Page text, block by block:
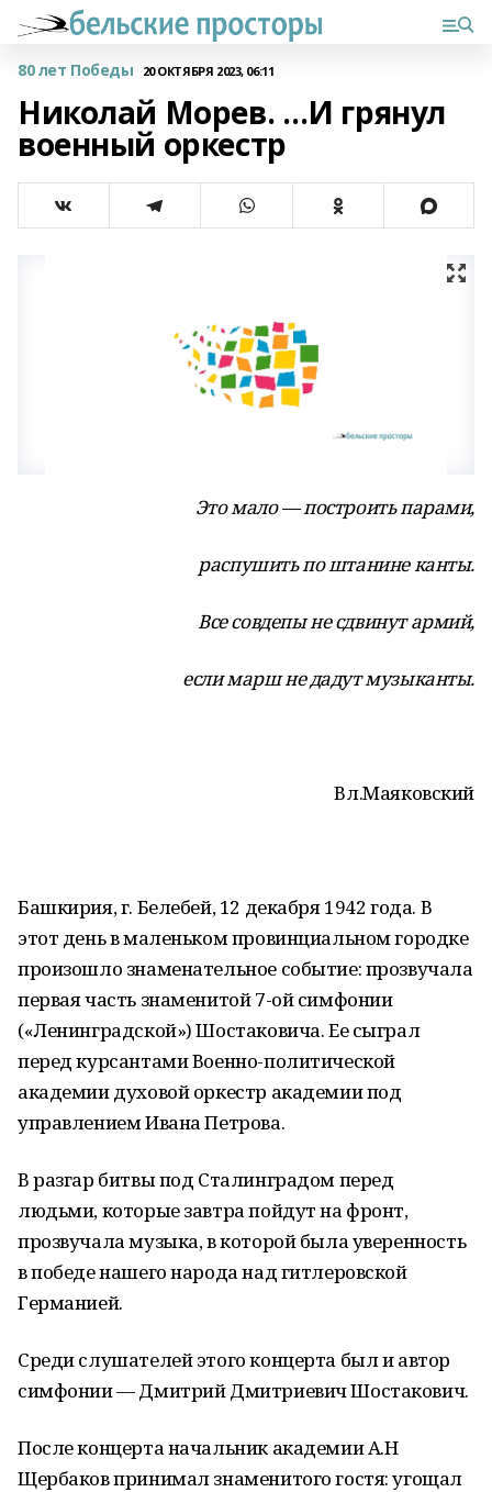
80 лет Победы 20 ОКТЯБРЯ 2023, 06:11
Николай Морев. …И грянул
военный оркестр
Это мало — построить парами,
распушить по штанине канты.
Все совдепы не сдвинут армий,
если марш не дадут музыканты.
Вл.Маяковский
Башкирия, г. Белебей, 12 декабря 1942 года. В
этот день в маленьком провинциальном городке
произошло знаменательное событие: прозвучала
первая часть знаменитой 7-ой симфонии
(«Ленинградской») Шостаковича. Ее сыграл
перед курсантами Военно-политической
академии духовой оркестр академии под
управлением Ивана Петрова.
В разгар битвы под Сталинградом перед
людьми, которые завтра пойдут на фронт,
прозвучала музыка, в которой была уверенность
в победе нашего народа над гитлеровской
Германией.
Среди слушателей этого концерта был и автор
симфонии — Дмитрий Дмитриевич Шостакович.
После концерта начальник академии А.Н
Щербаков принимал знаменитого гостя: угощал